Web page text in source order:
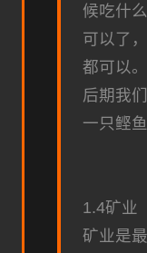
候吃什
可以了
都可以。
后期我
一只鲣
1.4矿业
矿业是